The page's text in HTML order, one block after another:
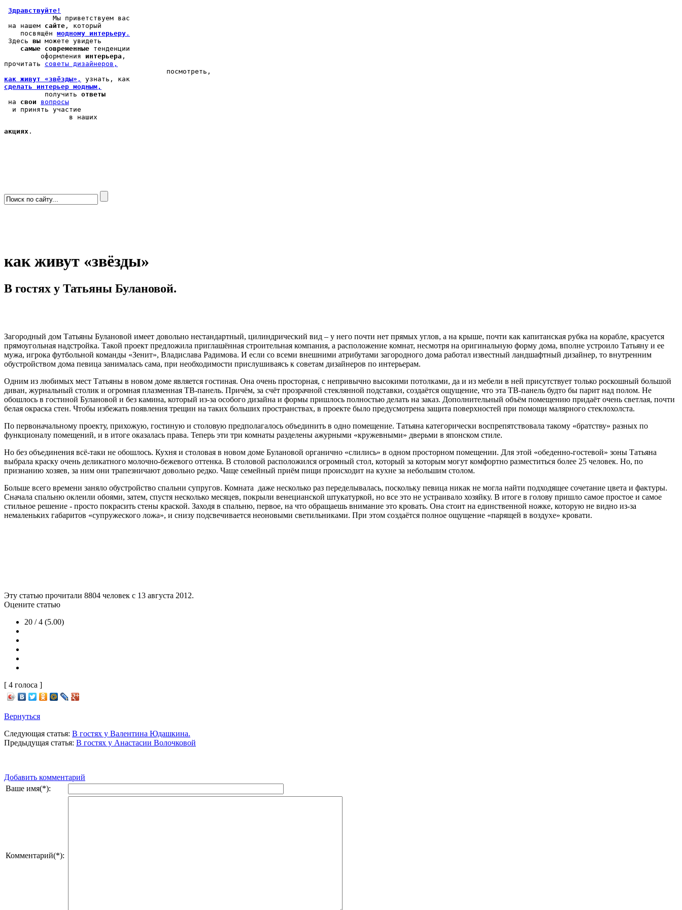
Здравствуйте!
            Мы
приветствуем вас
на нашем сайте , который
    посвящён
модному интерьеру .
Здесь вы можете увидеть
самые современные тенденции
         оформления
интерьера ,
прочитать cоветы дизайнеров,
как живут «звёзды» ,
сделать интерьер модным,
          получить
ответы
на свои
вопросы
  и принять участие
                в наших
акциях .
как живут «звёзды»
В гостях у Татьяны Булановой.
Загородный дом Татьяны Булановой имеет довольно нестандартный, цилиндрический вид – у него почти нет прямых углов, а на крыше, почти как капитанская рубка на корабле, красуется
прямоугольная надстройка. Такой проект предложила приглашённая строительная компания, а расположение комнат, несмотря на оригинальную форму дома, вполне устроило Татьяну и ее
мужа, игрока футбольной команды «Зенит», Владислава Радимова. И если со всеми внешними атрибутами загородного дома работал известный ландшафтный дизайнер, то внутренним
обустройством дома певица занималась сама, при необходимости прислушиваясь к советам дизайнеров по интерьерам.
Одним из любимых мест Татьяны в новом доме является гостиная. Она очень просторная, с непривычно высокими потолками, да и из мебели в ней присутствует только роскошный большой
диван, журнальный столик и огромная плазменная ТВ-панель. Причём, за счёт прозрачной стеклянной подставки, создаётся ощущение, что эта ТВ-панель будто бы парит над полом. Не
обошлось в гостиной Булановой и без камина, который из-за особого дизайна и формы пришлось полностью делать на заказ. Дополнительный объём помещению придаёт очень светлая, почти
белая окраска стен. Чтобы избежать появления трещин на таких больших пространствах, в проекте было предусмотрена защита поверхностей при помощи малярного стеклохолста.
По первоначальному проекту, прихожую, гостиную и столовую предполагалось объединить в одно помещение. Татьяна категорически воспрепятствовала такому «братству» разных по
функционалу помещений, и в итоге оказалась права. Теперь эти три комнаты разделены ажурными «кружевными» дверьми в японском стиле.
Но без объединения всё-таки не обошлось. Кухня и столовая в новом доме Булановой органично «слились» в одном просторном помещении. Для этой «обеденно-гостевой» зоны Татьяна
выбрала краску очень деликатного молочно-бежевого оттенка. В столовой расположился огромный стол, который за которым могут комфортно разместиться более 25 человек. Но, по
признанию хозяев, за ним они трапезничают довольно редко. Чаще семейный приём пищи происходит на кухне за небольшим столом.
Больше всего времени заняло обустройство спальни супругов. Комната даже несколько раз переделывалась, поскольку певица никак не могла найти подходящее сочетание цвета и фактуры.
Сначала спальню оклеили обоями, затем, спустя несколько месяцев, покрыли венецианской штукатуркой, но все это не устраивало хозяйку. В итоге в голову пришло самое простое и самое
стильное решение - просто покрасить стены краской. Заходя в спальню, первое, на что обращаешь внимание это кровать. Она стоит на единственной ножке, которую не видно из-за
немаленьких габаритов «супружеского ложа», и снизу подсвечивается неоновыми светильниками. При этом создаётся полное ощущение «парящей в воздухе» кровати.
Эту статью прочитали 8804 человек с 13 августа 2012.
Оцените статью
20 / 4 (5.00)
[ 4 голоса ]
Вернуться
Следующая статья: В гостях у Валентина Юдашкина.
Предыдущая статья: В гостях у Анастасии Волочковой
Добавить комментарий
Ваше имя(*):
Комментарий(*):